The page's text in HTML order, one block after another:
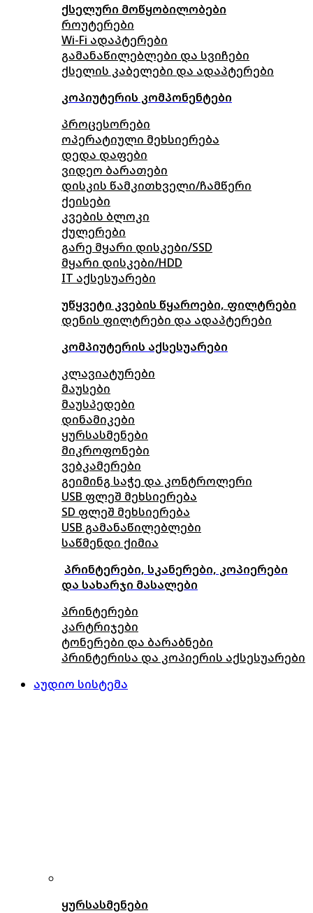
ქსელური მოწყობილობები
როუტერები
Wi-Fi ადაპტერები
გამანაწილებლები და სვიჩები
ქსელის კაბელები და ადაპტერები
კოპიუტერის კომპონენტები
პროცესორები
ოპერატიული მეხსიერება
დედა დაფები
ვიდეო ბარათები
დისკის წამკითხველი/ჩამწერი
ქეისები
კვების ბლოკი
ქულერები
გარე მყარი დისკები/SSD
მყარი დისკები/HDD
IT აქსესუარები
უწყვეტი კვების წყაროები, ფილტრები
დენის ფილტრები და ადაპტერები
კომპიუტერის აქსესუარები
კლავიატურები
მაუსები
მაუსპედები
დინამიკები
ყურსასმენები
მიკროფონები
ვებკამერები
გეიმინგ საჭე და კონტროლერი
USB ფლეშ მეხსიერება
SD ფლეშ მეხსიერება
USB გამანაწილებლები
საწმენდი ქიმია
პრინტერები, სკანერები, კოპიერები
და სახარჯი მასალები
პრინტერები
კარტრიჯები
ტონერები და ბარაბნები
პრინტერისა და კოპიერის აქსესუარები
აუდიო სისტემა
ყურსასმენები